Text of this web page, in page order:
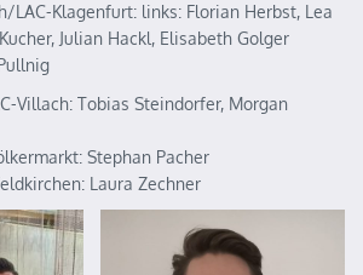
LAC-Klagenfurt: links: Florian Herbst, Lea
Julian Hackl, Elisabeth Golger
Villach: Tobias Steindorfer, Morgan
Stephan Pacher
Laura Zechner